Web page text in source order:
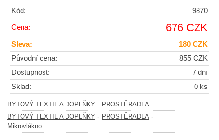
Kód: 9870
Cena: 676 CZK
Sleva:
180 CZK
Původní cena:
855 CZK
Dostupnost:
7 dní
Sklad:
0 ks
BYTOVÝ TEXTIL A DOPLŇKY - PROSTĚRADLA
BYTOVÝ TEXTIL A DOPLŇKY - PROSTĚRADLA -
Mikrovlákno